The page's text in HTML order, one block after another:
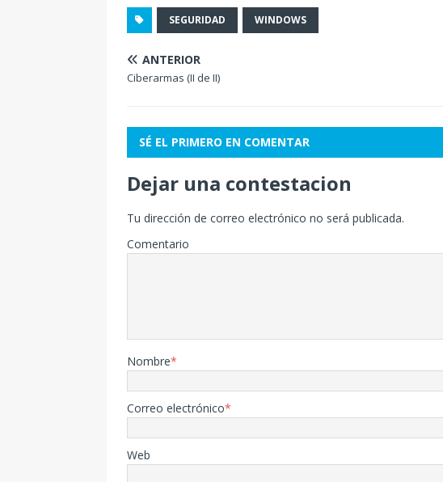
SEGURIDAD WINDOWS
ANTERIOR
Ciberarmas (II de II)
SÉ EL PRIMERO EN COMENTAR
Dejar una contestacion
Tu dirección de correo electrónico no será publicada.
Comentario
Nombre*
Correo electrónico*
Web